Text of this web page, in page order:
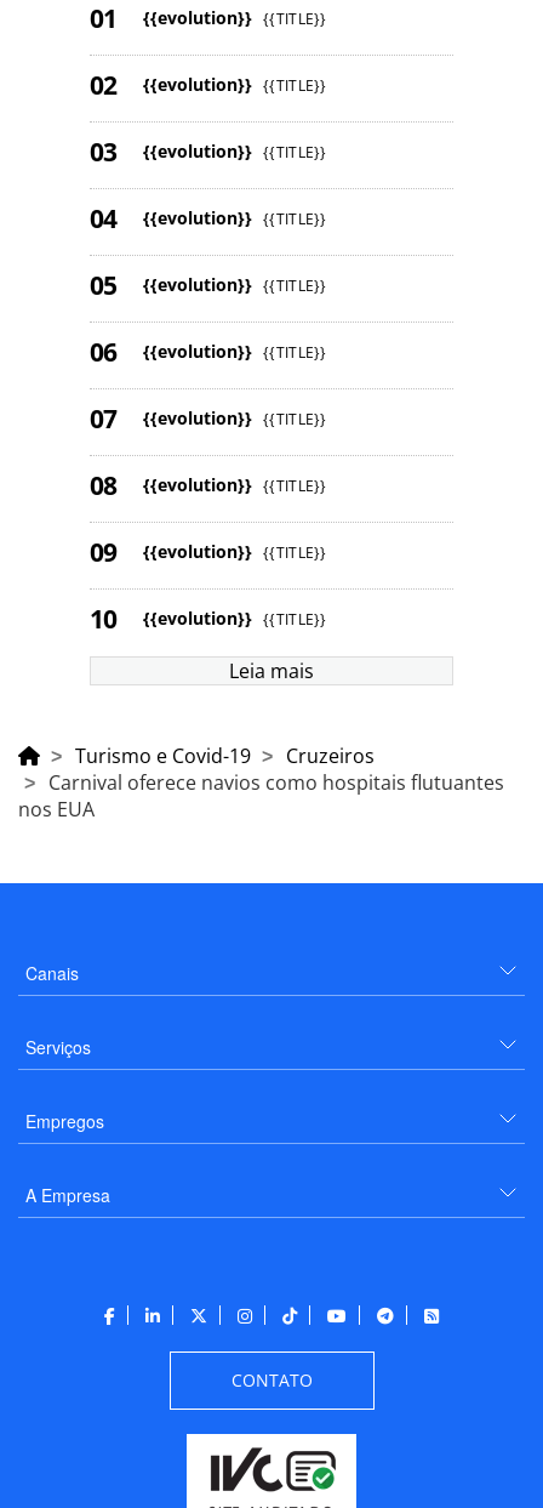
{{evolution}} {{TITLE}}
{{evolution}} {{TITLE}}
{{evolution}} {{TITLE}}
{{evolution}} {{TITLE}}
{{evolution}} {{TITLE}}
{{evolution}} {{TITLE}}
{{evolution}} {{TITLE}}
{{evolution}} {{TITLE}}
{{evolution}} {{TITLE}}
{{evolution}} {{TITLE}}
Leia mais
Turismo e Covid-19
Cruzeiros
Carnival oferece navios como hospitais flutuantes
nos EUA
Canais
Serviços
Empregos
A Empresa
CONTATO